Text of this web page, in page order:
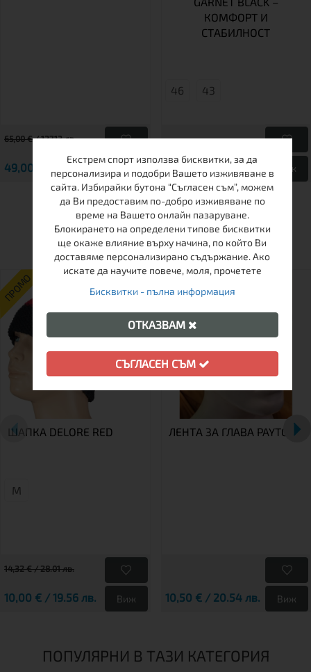
65,00 € / 127.13 лв.
49,00 € / 95.84 лв. Виж
КОМФОРТ И
СТАБИЛНОСТ
46 43
55,00 € / 107.57 лв. Виж
ДРУГИ КЛИЕНТИ ХАРЕСАХА
ПРОМО
-30%
ШАПКА DELORE RED
М
14,32 € / 28.01 лв.
10,00 € / 19.56 лв. Виж
ЛЕНТА ЗА ГЛАВА PAYTON
10,50 € / 20.54 лв. Виж
ПОПУЛЯРНИ В ТАЗИ КАТЕГОРИЯ
Екстрем спорт използва бисквитки, за да
персонализира и подобри Вашето изживяване в
сайта. Избирайки бутона “Съгласен съм”, можем
да Ви предоставим по-добро изживяване по
време на Вашето онлайн пазаруване.
Блокирането на определени типове бисквитки
ще окаже влияние върху начина, по който Ви
доставяме персонализирано съдържание. Ако
искате да научите повече, моля, прочетете
Бисквитки - пълна информация
ОТКАЗВАМ
СЪГЛАСЕН СЪМ